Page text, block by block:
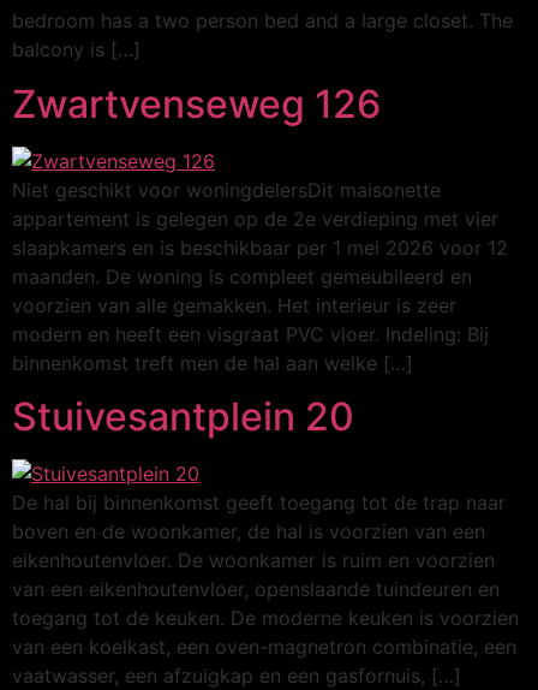
bedroom has a two person bed and a large closet. The
balcony is […]
Zwartvenseweg 126
Niet geschikt voor woningdelersDit maisonette
appartement is gelegen op de 2e verdieping met vier
slaapkamers en is beschikbaar per 1 mei 2026 voor 12
maanden. De woning is compleet gemeubileerd en
voorzien van alle gemakken. Het interieur is zeer
modern en heeft een visgraat PVC vloer. Indeling: Bij
binnenkomst treft men de hal aan welke […]
Stuivesantplein 20
De hal bij binnenkomst geeft toegang tot de trap naar
boven en de woonkamer, de hal is voorzien van een
eikenhoutenvloer. De woonkamer is ruim en voorzien
van een eikenhoutenvloer, openslaande tuindeuren en
toegang tot de keuken. De moderne keuken is voorzien
van een koelkast, een oven-magnetron combinatie, een
vaatwasser, een afzuigkap en een gasfornuis, […]